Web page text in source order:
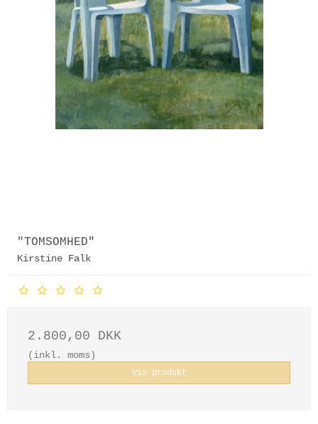
"TOMSOMHED"
Kirstine Falk
2.800,00 DKK
(inkl. moms)
Vis produkt